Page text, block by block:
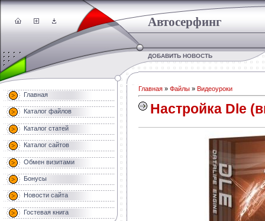
Автосерфинг
ДОБАВИТЬ НОВОСТЬ
Главная
Каталог файлов
Каталог статей
Каталог сайтов
Обмен визитами
Бонусы
Новости сайта
Гостевая книга
Главная » Файлы » Видеоуроки
Настройка Dle